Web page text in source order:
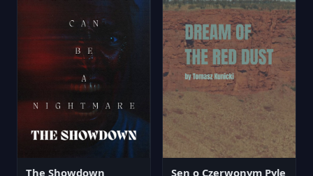
The Showdown Sen o Czerwonym Pyle